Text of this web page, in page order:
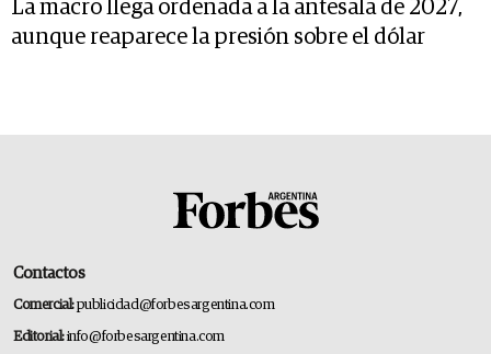
La macro llega ordenada a la antesala de 2027,
aunque reaparece la presión sobre el dólar
Contactos
Comercial:publicidad@forbesargentina.com
Editorial:info@forbesargentina.com